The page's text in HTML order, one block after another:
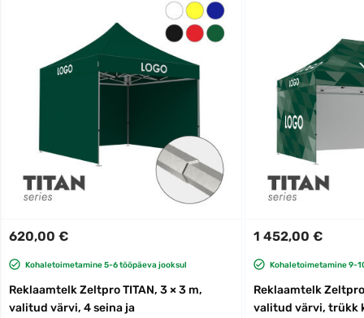
620,00 €
Kohaletoimetamine 5-6 tööpäeva jooksul
Reklaamtelk Zeltpro TITAN, 3 × 3 m,
valitud värvi, 4 seina ja
1 452,00 €
Kohaletoimetamine 9-
Reklaamtelk
valitud värvi, trükk